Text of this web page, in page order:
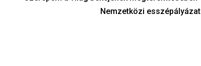
Nemzetközi esszépályázat